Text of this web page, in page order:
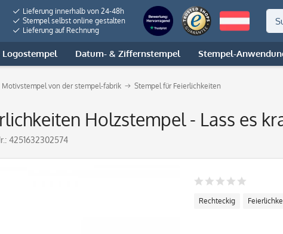
Lieferung innerhalb von 24-48h
Stempel selbst online gestalten
Lieferung auf Rechnung
Logostempel Datum- & Ziffernstempel Stempel-
Motivstempel von der stempel-fabrik Stempel für Feierlichkeiten
Holzstempel - Lass es
4251632302574
Rechteckig